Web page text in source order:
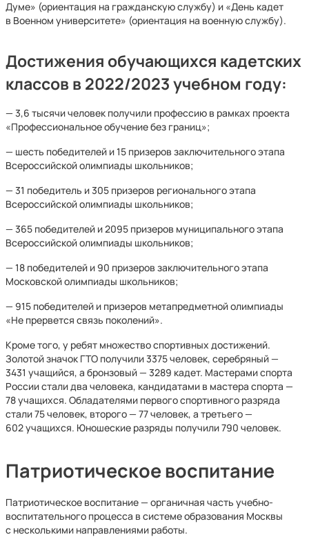
Думе» (ориентация на гражданскую службу) и «День кадет
в Военном университете» (ориентация на военную службу).
Достижения обучающихся кадетских
классов в 2022/2023 учебном году:
— 3,6 тысячи человек получили профессию в рамках проекта
«Профессиональное обучение без границ»;
— шесть победителей и 15 призеров заключительного этапа
Всероссийской олимпиады школьников;
— 31 победитель и 305 призеров регионального этапа
Всероссийской олимпиады школьников;
— 365 победителей и 2095 призеров муниципального этапа
Всероссийской олимпиады школьников;
— 18 победителей и 90 призеров заключительного этапа
Московской олимпиады школьников;
— 915 победителей и призеров метапредметной олимпиады
«Не прервется связь поколений».
Кроме того, у ребят множество спортивных достижений.
Золотой значок ГТО получили 3375 человек, серебряный —
3431 учащийся, а бронзовый — 3289 кадет. Мастерами спорта
России стали два человека, кандидатами в мастера спорта —
78 учащихся. Обладателями первого спортивного разряда
стали 75 человек, второго — 77 человек, а третьего —
602 учащихся. Юношеские разряды получили 790 человек.
Патриотическое воспитание
Патриотическое воспитание — органичная часть учебно-
воспитательного процесса в системе образования Москвы
с несколькими направлениями работы.